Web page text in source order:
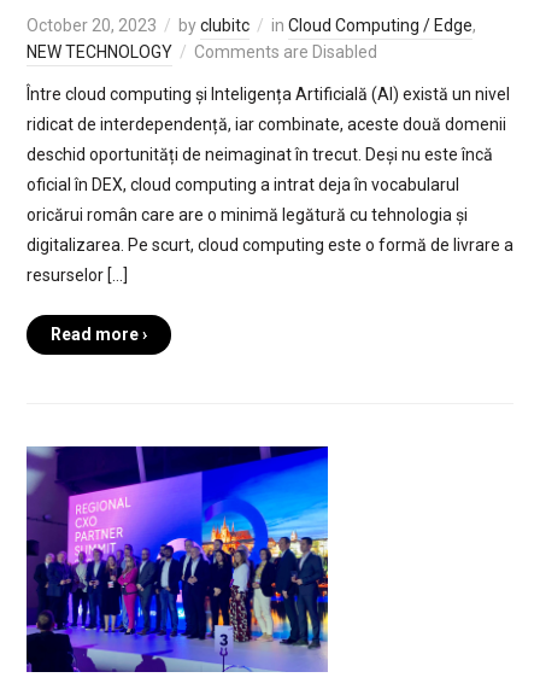
October 20, 2023 byclubitc in Cloud Computing / Edge,
NEW TECHNOLOGY
Comments are Disabled
Între cloud computing și Inteligența Artificială (AI) există un nivel
ridicat de interdependență, iar combinate, aceste două domenii
deschid oportunități de neimaginat în trecut. Deși nu este încă
oficial în DEX, cloud computing a intrat deja în vocabularul
oricărui român care are o minimă legătură cu tehnologia și
digitalizarea. Pe scurt, cloud computing este o formă de livrare a
resurselor […]
Read more ›